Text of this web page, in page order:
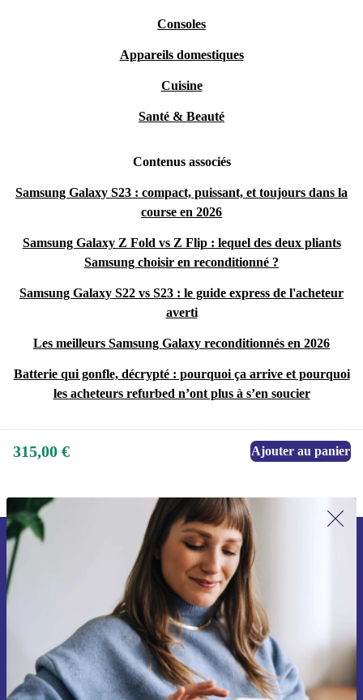
Consoles
Appareils domestiques
Cuisine
Santé & Beauté
Contenus associés
Samsung Galaxy S23 : compact, puissant, et toujours dans la
course en 2026
Samsung Galaxy Z Fold vs Z Flip : lequel des deux pliants
Samsung choisir en reconditionné ?
Samsung Galaxy S22 vs S23 : le guide express de l'acheteur
averti
Les meilleurs Samsung Galaxy reconditionnés en 2026
Batterie qui gonfle, décrypté : pourquoi ça arrive et pourquoi
les acheteurs refurbed n’ont plus à s’en soucier
315,00 € Ajouter au panier
Recevoir offres et infos de refurbed
par mail
Ne manquez plus aucune offre.
S'inscrire